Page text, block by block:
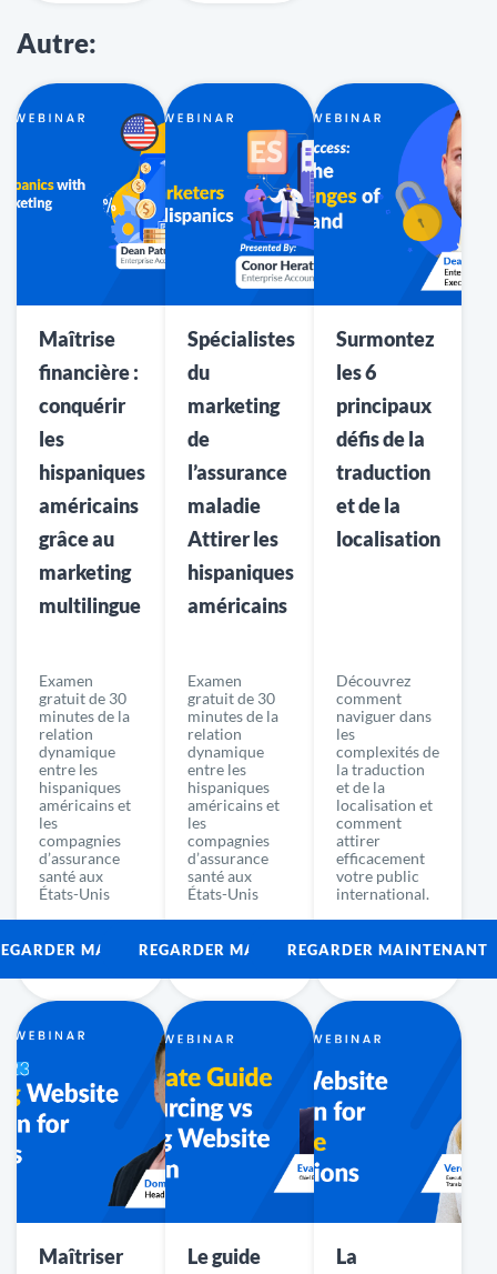
Autre:
Maîtrise
financière :
conquérir
les
hispaniques
américains
grâce au
marketing
multilingue
Examen
gratuit de 30
minutes de la
relation
dynamique
entre les
hispaniques
américains et
les
compagnies
d’assurance
santé aux
États-Unis
MAINTENANT
Spécialistes
du
marketing
de
l’assurance
maladie
Attirer les
hispaniques
américains
Examen
gratuit de 30
minutes de la
relation
dynamique
entre les
hispaniques
américains et
les
compagnies
d’assurance
santé aux
États-Unis
REGARDER MAINTENANT
Surmontez
les 6
principaux
défis de la
traduction
et de la
localisation
Découvrez
comment
naviguer dans
les
complexités de
la traduction
et de la
localisation et
comment
attirer
efficacement
votre public
international.
REGARDER MAINTENANT
Maîtriser Le guide La